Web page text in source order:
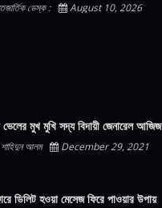
ডেস্ক : August 10, 2026
ভেলের মুখ মুখি সদ্য বিদায়ী জেনারেল আজিজ
শাহিদুন আলম December 29, 2021
ডিলিট হওয়া মেসেজ ফিরে পাওয়ার উপায়